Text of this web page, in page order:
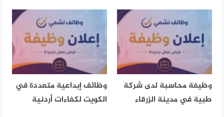
وظيفة محاسبة لدى شركة
طبية في مدينة الزرقاء
وظائف إبداعية متعددة في
الكويت لكفاءات أردنية